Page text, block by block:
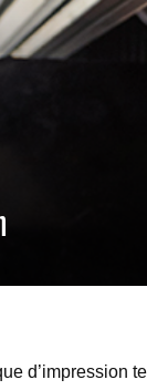
d’impression